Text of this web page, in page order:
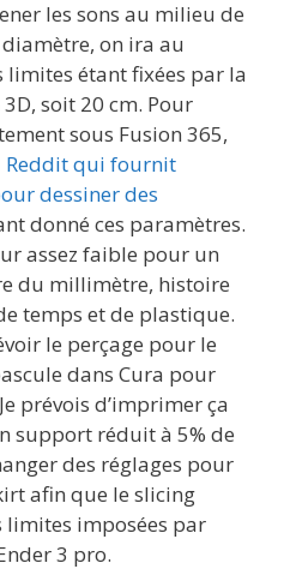
les sons au milieu de
on ira au
étant fixées par la
soit 20 cm. Pour
sous Fusion 365,
Reddit qui fournit
dessiner des
donné ces paramètres.
assez faible pour un
du millimètre, histoire
temps et de plastique.
le perçage pour le
dans Cura pour
prévois d’imprimer ça
support réduit à 5% de
des réglages pour
afin que le slicing
limites imposées par
3 pro.